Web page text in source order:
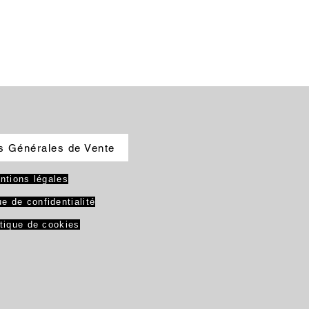
Générales de Vente
légales
de confidentialité
de cookies